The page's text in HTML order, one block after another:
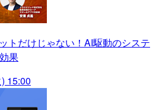
トだけじゃない！AI駆動のシステ
果
15:00